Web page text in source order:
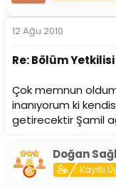
12 Ağu 2010
Re: Bölüm
Çok memnun
inanıyorum ki
getirecektir Şamil
Doğan
Kayıtlı